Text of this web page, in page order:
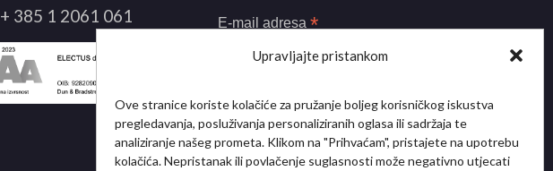
Upravljajte pristankom
Ove stranice koriste kolačiće za pružanje boljeg korisničkog iskustva
pregledavanja, posluživanja personaliziranih oglasa ili sadržaja te
analiziranje našeg prometa. Klikom na "Prihvaćam", pristajete na upotrebu
kolačića. Nepristanak ili povlačenje suglasnosti može negativno utjecati
+ 385 1 2061 061 E-mail adresa *